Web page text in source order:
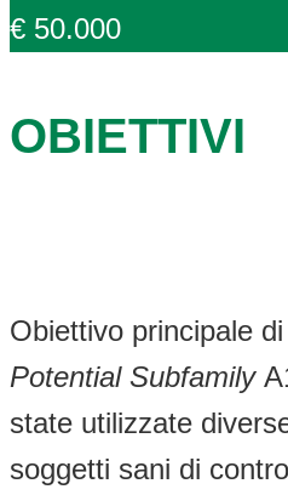
€ 50.000
OBIETTIVI
Obiettivo principale
Potential Subfamily
state utilizzate
soggetti sani di